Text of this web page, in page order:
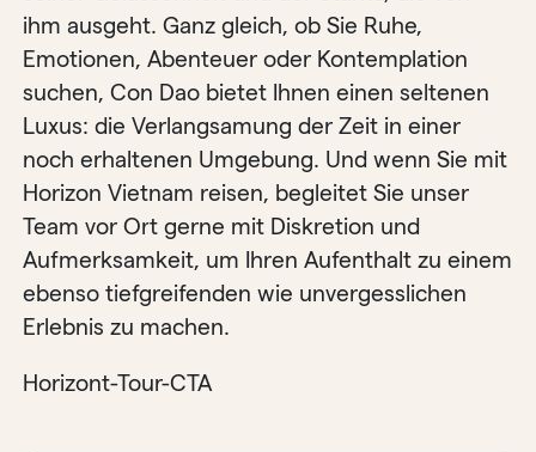
ihm ausgeht. Ganz gleich, ob Sie Ruhe,
Emotionen, Abenteuer oder Kontemplation
suchen, Con Dao bietet Ihnen einen seltenen
Luxus: die Verlangsamung der Zeit in einer
noch erhaltenen Umgebung. Und wenn Sie mit
Horizon Vietnam reisen, begleitet Sie unser
Team vor Ort gerne mit Diskretion und
Aufmerksamkeit, um Ihren Aufenthalt zu einem
ebenso tiefgreifenden wie unvergesslichen
Erlebnis zu machen.
Horizont-Tour-CTA